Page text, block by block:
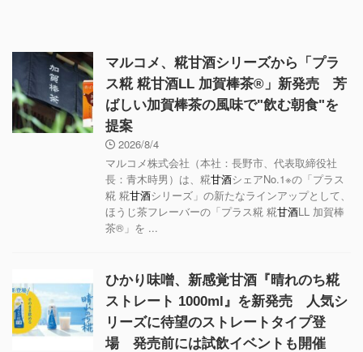
マルコメ、糀甘酒シリーズから「プラ
ス糀 糀甘酒LL 加賀棒茶®」新発売 芳
ばしい加賀棒茶の風味で"飲む朝食"を
提案
2026/8/4
マルコメ株式会社（本社：長野市、代表取締役社
長：青木時男）は、糀甘酒シェアNo.1※の「プラス
糀 糀甘酒シリーズ」の新たなラインアップとして、
ほうじ茶フレーバーの「プラス糀 糀甘酒LL 加賀棒
茶®」を ...
ひかり味噌、新感覚甘酒『晴れのち糀
ストレート 1000ml』を新発売 人気シ
リーズに待望のストレートタイプ登
場 発売前には試飲イベントも開催